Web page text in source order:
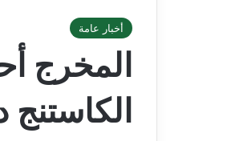
أخبار عامة
المخرج
الكاستنج